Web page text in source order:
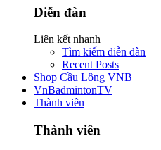
Diễn đàn
Liên kết nhanh
Tìm kiếm diễn đàn
Recent Posts
Shop Cầu Lông VNB
VnBadmintonTV
Thành viên
Thành viên